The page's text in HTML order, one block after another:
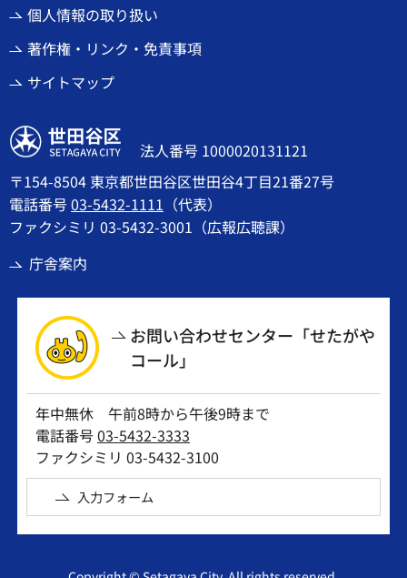
個人情報の取り扱い
著作権・リンク・免責事項
サイトマップ
世田谷区
法人番号 1000020131121
〒154-8504 東京都世田谷区世田谷4丁目21番27号
電話番号03-5432-1111 （代表）
ファクシミリ 03-5432-3001（広報広聴課）
庁舎案内
お問い合わせセンター「せたがや
コール」
年中無休 午前8時から午後9時まで
電話番号03-5432-3333
ファクシミリ 03-5432-3100
入力フォーム